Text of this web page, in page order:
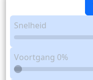
Snelheid
Voortgang 0%